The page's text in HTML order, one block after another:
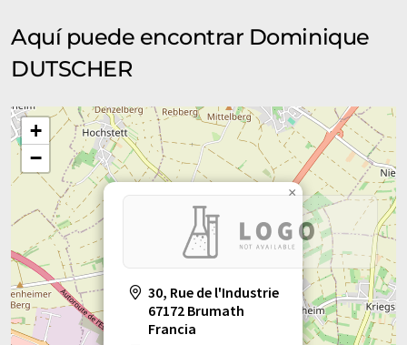
Aquí puede encontrar Dominique
DUTSCHER
30, Rue de l'Industrie
67172 Brumath
Francia
×
+
−